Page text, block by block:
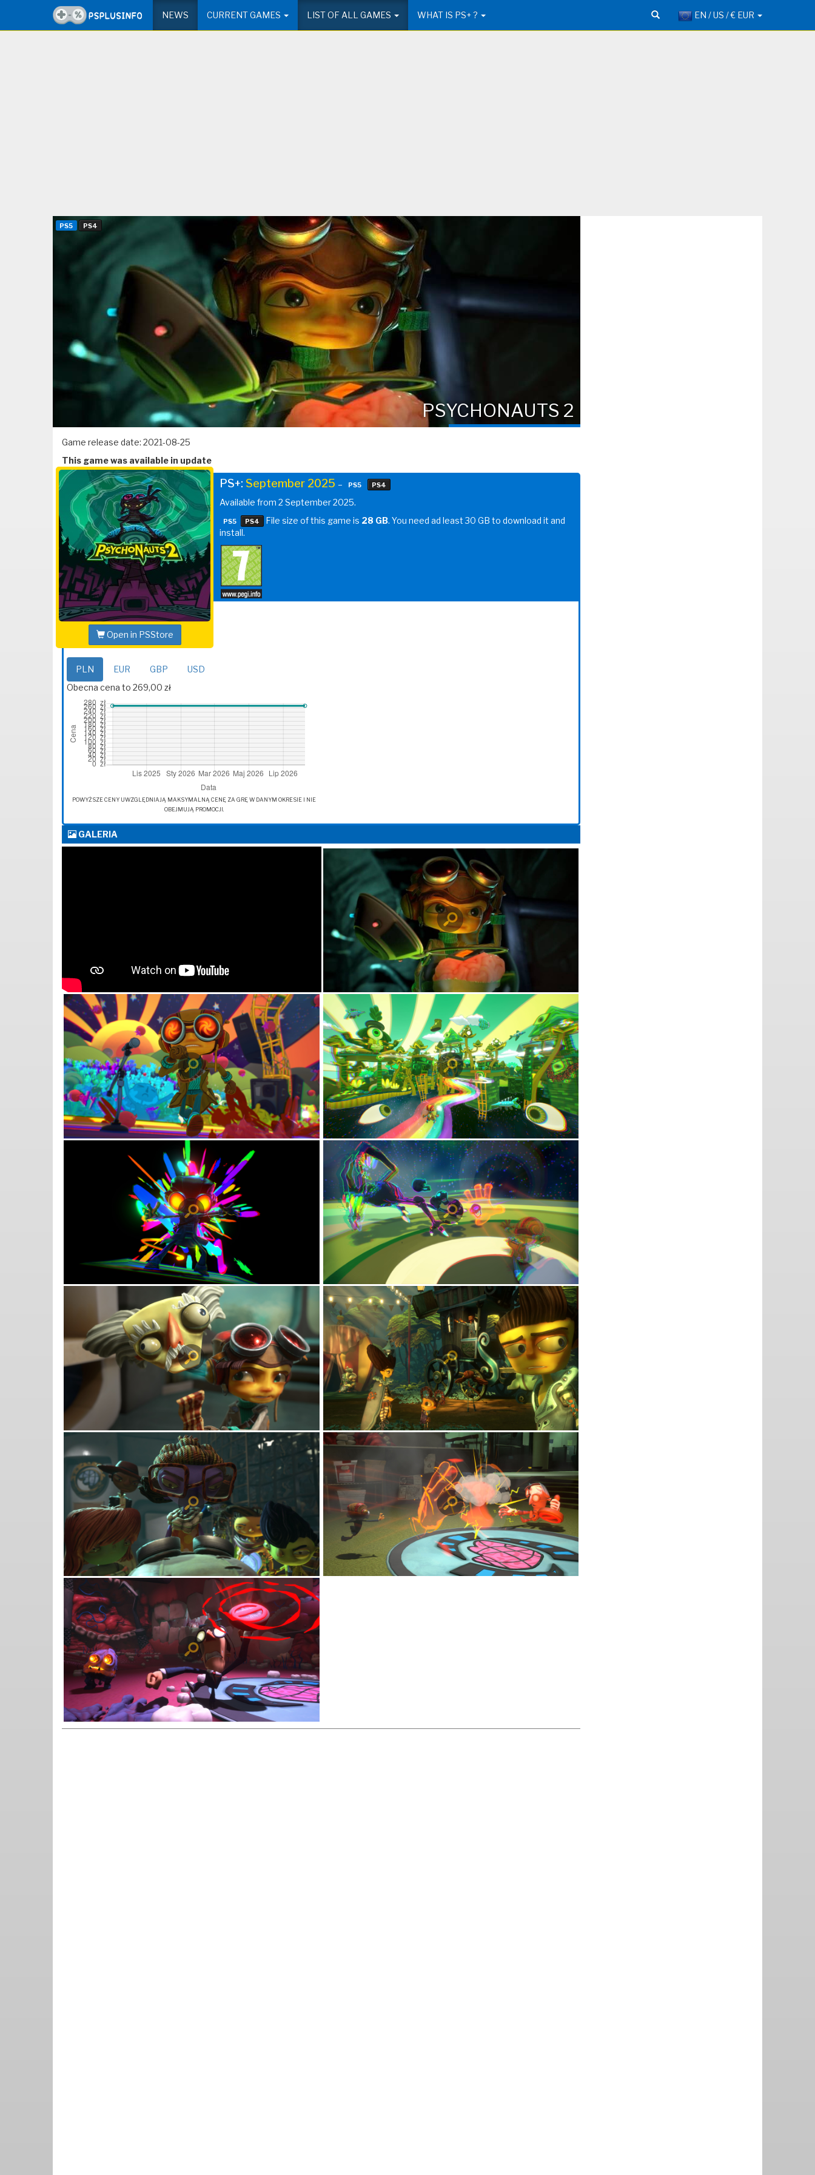
NEWS CURRENT GAMES LIST OF ALL GAMES WHAT IS PS+ ? EN / US / € EUR
PS5 PS4
PSYCHONAUTS 2
Game release date: 2021-08-25
This game was available in update
Open in PSStore
PS+: September 2025 – PS5 PS4
Available from 2 September 2025.
PS5 PS4 File size of this game is 28 GB. You need ad least 30 GB to download it and
install.
PLN EUR GBP
USD
Obecna cena to 269,00 zł
POWYŻSZE CENY UWZGLĘDNIAJĄ MAKSYMALNĄ CENĘ ZA GRĘ W DANYM OKRESIE I NIE
OBEJMUJĄ PROMOCJI.
GALERIA